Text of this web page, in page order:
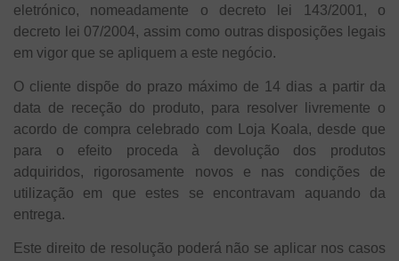
eletrónico, nomeadamente o decreto lei 143/2001, o
decreto lei 07/2004, assim como outras disposições legais
em vigor que se apliquem a este negócio.
O cliente dispõe do prazo máximo de 14 dias a partir da
data de receção do produto, para resolver livremente o
acordo de compra celebrado com Loja Koala, desde que
para o efeito proceda à devolução dos produtos
adquiridos, rigorosamente novos e nas condições de
utilização em que estes se encontravam aquando da
entrega.
Este direito de resolução poderá não se aplicar nos casos